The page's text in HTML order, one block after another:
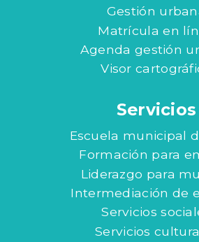
Gestión
Matrícula en
Agenda gestión
Visor
Servicios
Escuela municipal
Formación para
Liderazgo para
Intermediación de
Servicios
Servicios